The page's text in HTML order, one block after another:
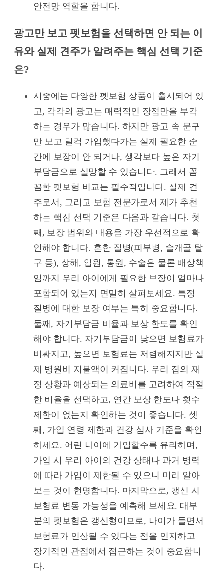
안전망 역할을 합니다.
광고만 보고 펫보험을 선택하면 안 되는 이
유와 실제 견주가 알려주는 핵심 선택 기준
은?
시중에는 다양한 펫보험 상품이 출시되어 있
고, 각각의 광고는 매력적인 장점만을 부각
하는 경우가 많습니다. 하지만 광고 속 문구
만 보고 덜컥 가입했다가는 실제 필요한 순
간에 보장이 안 되거나, 생각보다 높은 자기
부담금으로 실망할 수 있습니다. 그래서 꼼
꼼한 펫보험 비교는 필수적입니다. 실제 견
주로서, 그리고 보험 전문가로서 제가 추천
하는 핵심 선택 기준은 다음과 같습니다. 첫
째, 보장 범위와 내용을 가장 우선적으로 확
인해야 합니다. 흔한 질병(피부병, 슬개골 탈
구 등), 상해, 입원, 통원, 수술은 물론 배상책
임까지 우리 아이에게 필요한 보장이 얼마나
포함되어 있는지 면밀히 살펴보세요. 특정
질병에 대한 보장 여부는 특히 중요합니다.
둘째, 자기부담금 비율과 보상 한도를 확인
해야 합니다. 자기부담금이 낮으면 보험료가
비싸지고, 높으면 보험료는 저렴해지지만 실
제 병원비 지불액이 커집니다. 우리 집의 재
정 상황과 예상되는 의료비를 고려하여 적절
한 비율을 선택하고, 연간 보상 한도나 횟수
제한이 없는지 확인하는 것이 좋습니다. 셋
째, 가입 연령 제한과 건강 심사 기준을 확인
하세요. 어린 나이에 가입할수록 유리하며,
가입 시 우리 아이의 건강 상태나 과거 병력
에 따라 가입이 제한될 수 있으니 미리 알아
보는 것이 현명합니다. 마지막으로, 갱신 시
보험료 변동 가능성을 예측해 보세요. 대부
분의 펫보험은 갱신형이므로, 나이가 들면서
보험료가 인상될 수 있다는 점을 인지하고
장기적인 관점에서 접근하는 것이 중요합니
다.